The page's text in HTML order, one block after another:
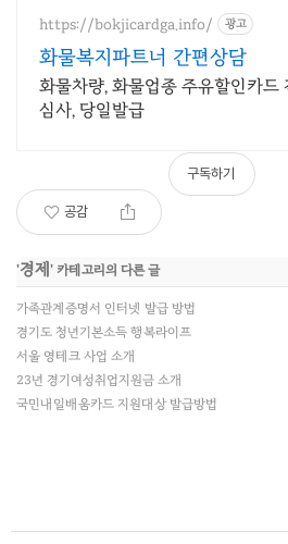
https://bokjicardga.info/ 광고
화물복지파트너 간편상담
화물차량, 화물업종 주유할인카드
심사, 당일발급
공감
구독하기
'경제 ' 카테고리의 다른 글
가족관계증명서 인터넷 발급 방법
경기도 청년기본소득 행복라이프
서울 영테크 사업 소개
23년 경기여성취업지원금 소개
국민내일배움카드 지원대상 발급방법